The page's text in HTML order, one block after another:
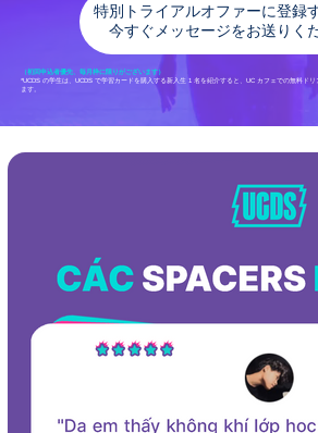
特別トライアルオファーに登録
今すぐメッセージをお送りく
（初回申込者優先、毎月枠に限りがございます）
*UCDS の学生は、UCDS で学習カードを購入する新入生 1 名を紹介すると、UC カフェでの無料ド
ます。